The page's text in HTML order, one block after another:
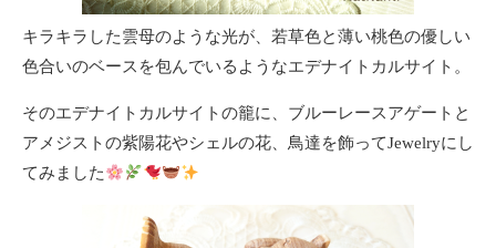
キラキラした雲母のような光が、若草色と薄い桃色の優しい
色合いのベースを包んでいるようなエデナイトカルサイト。
そのエデナイトカルサイトの籠に、ブルーレースアゲートと
アメジストの紫陽花やシェルの花、鳥達を飾ってJewelryにし
てみました